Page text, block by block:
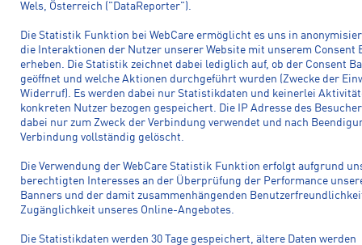
Wels, Österreich ("DataReporter").
Die Statistik Funktion bei WebCare ermöglicht es uns in
die Interaktionen der Nutzer unserer Website mit unserem Consent
erheben. Die Statistik zeichnet dabei lediglich auf, ob der Consent
geöffnet und welche Aktionen durchgeführt wurden (Zwecke der
Widerruf). Es werden dabei nur Statistikdaten und keinerlei
konkreten Nutzer bezogen gespeichert. Die IP Adresse des
dabei nur zum Zweck der Verbindung verwendet und nach
Verbindung vollständig gelöscht.
Die Verwendung der WebCare Statistik Funktion erfolgt aufgrund
berechtigten Interesses an der Überprüfung der Performance
Banners und der damit zusammenhängenden
Zugänglichkeit unseres Online-Angebotes.
Die Statistikdaten werden 30 Tage gespeichert, ältere Daten werden